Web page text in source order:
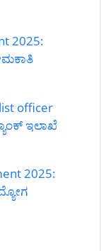
2025:
officer
ಇಲಾಖೆ
2025: